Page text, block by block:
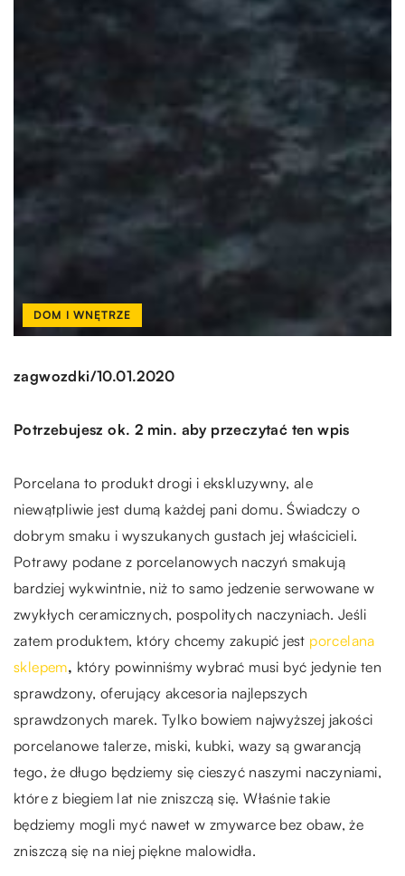
DOM I WNĘTRZE
zagwozdki/10.01.2020
Potrzebujesz ok. 2 min. aby przeczytać ten wpis
Porcelana to produkt drogi i ekskluzywny, ale
niewątpliwie jest dumą każdej pani domu. Świadczy o
dobrym smaku i wyszukanych gustach jej właścicieli.
Potrawy podane z porcelanowych naczyń smakują
bardziej wykwintnie, niż to samo jedzenie serwowane w
zwykłych ceramicznych, pospolitych naczyniach. Jeśli
zatem produktem, który chcemy zakupić jest porcelana
sklepem, który powinniśmy wybrać musi być jedynie ten
sprawdzony, oferujący akcesoria najlepszych
sprawdzonych marek. Tylko bowiem najwyższej jakości
porcelanowe talerze, miski, kubki, wazy są gwarancją
tego, że długo będziemy się cieszyć naszymi naczyniami,
które z biegiem lat nie zniszczą się. Właśnie takie
będziemy mogli myć nawet w zmywarce bez obaw, że
zniszczą się na niej piękne malowidła.